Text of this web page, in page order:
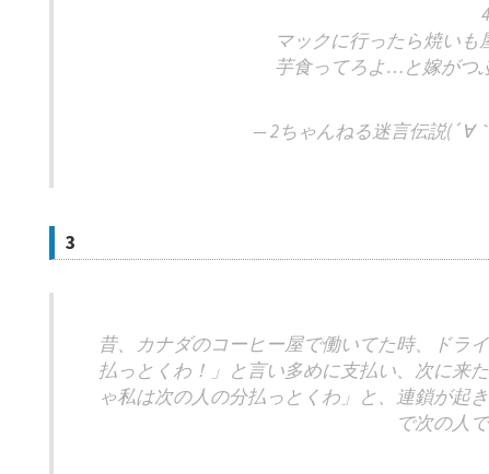
マックに行ったら焼いも
芋食ってろよ…と嫁がつ
— 2ちゃんねる迷言伝説(´∀
3
昔、カナダのコーヒー屋で働いてた時、ドラ
払っとくわ！」と言い多めに支払い、次に来
ゃ私は次の人の分払っとくわ」と、連鎖が
で次の人